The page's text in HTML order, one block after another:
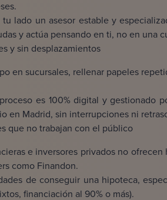
lado un asesor estable y
y actúa pensando en ti, no en una
y sin desplazamientos
en sucursales, rellenar papeles
es 100% digital y gestionado
en Madrid, sin interrupciones ni
que no trabajan con el público
e inversores privados no
como Finandon.
de conseguir una hipoteca,
financiación al 90% o más).